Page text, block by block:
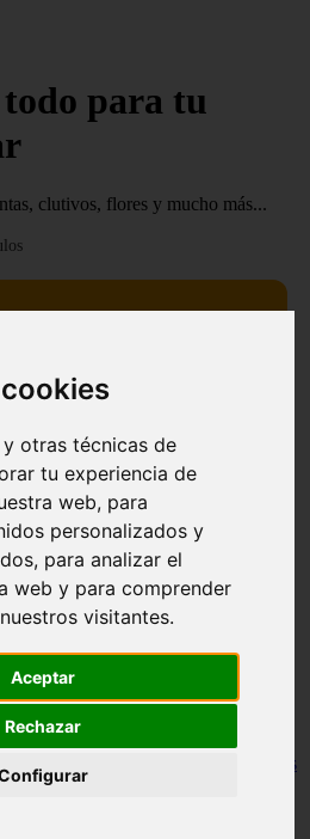
otras técnicas de
tu experiencia de
web, para
personalizados y
para analizar el
web y para comprender
visitantes.
Aceptar
Rechazar
para tu
clutivos, flores y mucho más...
defendible